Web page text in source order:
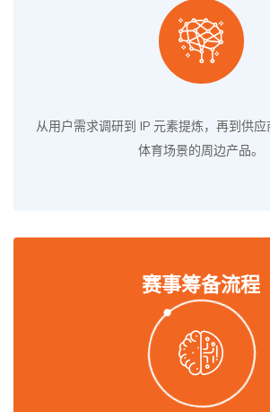
从用户需求调研到 IP 元素提炼，再到供
体育场景的周边产品。
赛事筹备流程